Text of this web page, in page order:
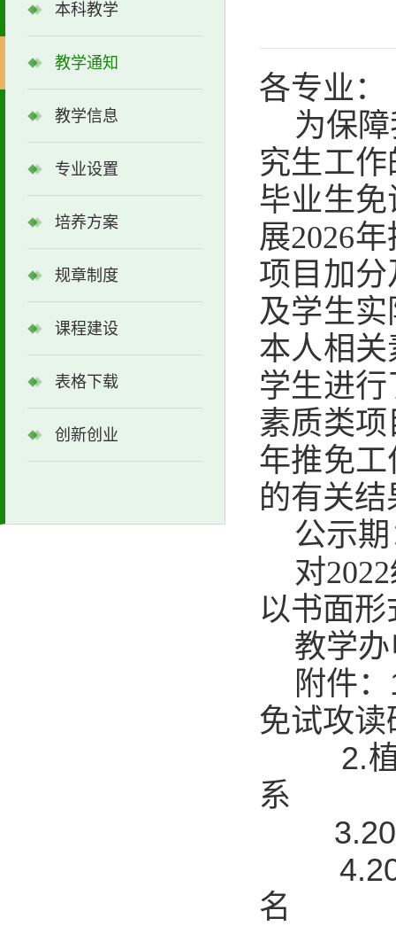
本科教学
教学通知
教学信息
专业设置
培养方案
规章制度
课程建设
表格下载
创新创业
各专业：
为保障
究生工
毕业生
展2026
项目加
及学生
本人相
学生进
素质类
年推免
的有关
公示
对
以书面
教学办
附件：
免试攻
2.
系
名